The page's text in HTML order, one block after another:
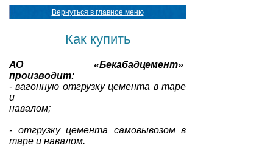
Вернуться в главное меню
Как купить
АО «Бекабадцемент»
производит:
- вагонную отгрузку цемента в таре
и
навалом;
- отгрузку цемента самовывозом в
таре и навалом.